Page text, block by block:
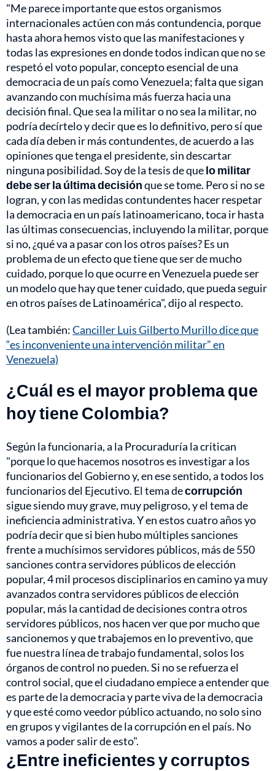
"Me parece importante que estos organismos
internacionales actúen con más contundencia, porque
hasta ahora hemos visto que las manifestaciones y
todas las expresiones en donde todos indican que no se
respetó el voto popular, concepto esencial de una
democracia de un país como Venezuela; falta que sigan
avanzando con muchísima más fuerza hacia una
decisión final. Que sea la militaro no sea la militar, no
podría decírtelo y decir que es lo definitivo, pero sí que
cada día deben ir más contundentes, de acuerdo a las
opiniones que tenga el presidente, sin descartar
ninguna posibilidad. Soy de la tesis de quelo militar
debe ser la última decisiónque se tome. Pero si no se
logran, y con las medidas contundentes hacer respetar
la democracia en un país latinoamericano, toca ir hasta
las últimas consecuencias, incluyendo la militar, porque
si no, ¿qué va a pasar con los otros países? Es un
problema de un efecto que tiene que ser de mucho
cuidado, porque lo que ocurre en Venezuela puede ser
un modelo que hay que tener cuidado, que pueda seguir
en otros países de Latinoamérica", dijo al respecto.
(Lea también:Canciller Luis Gilberto Murillo dice que
“es inconveniente una intervención militar” en
Venezuela)
¿Cuál es el mayor problema que
hoy tiene Colombia?
Según la funcionaria, a la Procuraduría la critican
"porque lo que hacemos nosotros es investigar a los
funcionarios del Gobierno y, en ese sentido, a todos los
funcionarios del Ejecutivo. El tema decorrupción
sigue siendo muy grave, muy peligroso, y el tema de
ineficiencia administrativa. Y en estos cuatro años yo
podría decir que si bien hubo múltiples sanciones
frente a muchísimos servidores públicos, más de 550
sanciones contra servidores públicos de elección
popular, 4 mil procesos disciplinarios en camino ya muy
avanzados contra servidores públicos de elección
popular, más la cantidad de decisiones contra otros
servidores públicos, nos hacen ver que por mucho que
sancionemos y que trabajemos en lo preventivo, que
fue nuestra línea de trabajo fundamental, solos los
órganos de control no pueden. Si no se refuerza el
control social, que el ciudadano empiece a entender que
es parte de la democracia y parte viva de la democracia
y que esté como veedor público actuando, no solo sino
en grupos y vigilantes de la corrupción en el país. No
vamos a poder salir de esto".
¿Entre ineficientes y corruptos